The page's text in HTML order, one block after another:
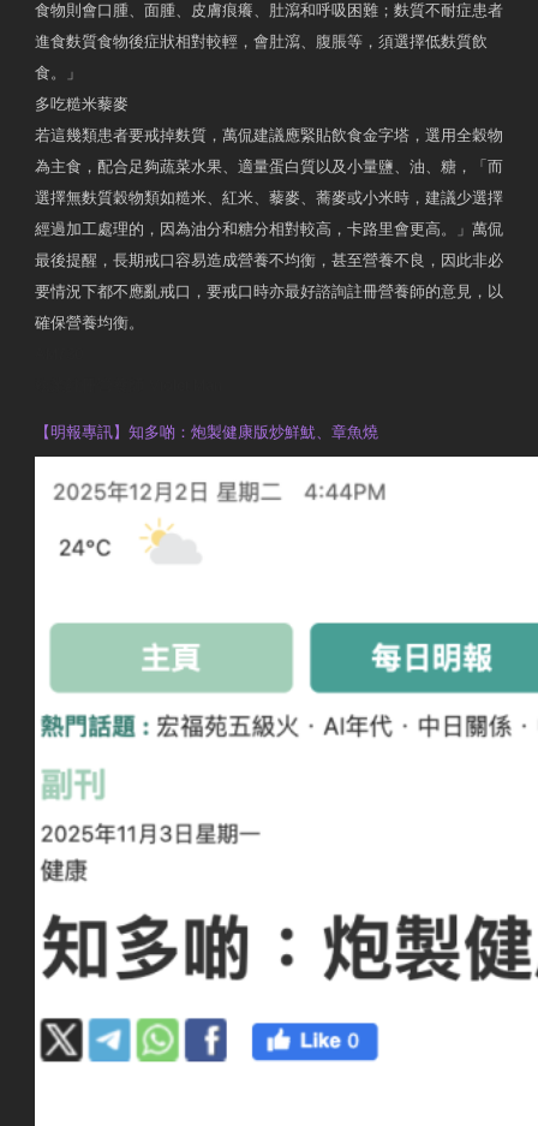
食物則會口腫、面腫、皮膚痕癢、肚瀉和呼吸困難；麩質不耐症患者
進食麩質食物後症狀相對較輕，會肚瀉、腹脹等，須選擇低麩質飲
食。」
多吃糙米藜麥
若這幾類患者要戒掉麩質，萬侃建議應緊貼飲食金字塔，選用全穀物
為主食，配合足夠蔬菜水果、適量蛋白質以及小量鹽、油、糖，「而
選擇無麩質穀物類如糙米、紅米、藜麥、蕎麥或小米時，建議少選擇
經過加工處理的，因為油分和糖分相對較高，卡路里會更高。」萬侃
最後提醒，長期戒口容易造成營養不均衡，甚至營養不良，因此非必
要情況下都不應亂戒口，要戒口時亦最好諮詢註冊營養師的意見，以
確保營養均衡。
【明報專訊】知多啲：炮製健康版炒鮮魷、章魚燒